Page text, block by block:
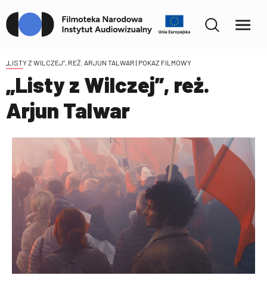
„LISTY Z WILCZEJ”, REŻ. ARJUN TALWAR | POKAZ FILMOWY
„Listy z Wilczej”, reż.
Arjun Talwar